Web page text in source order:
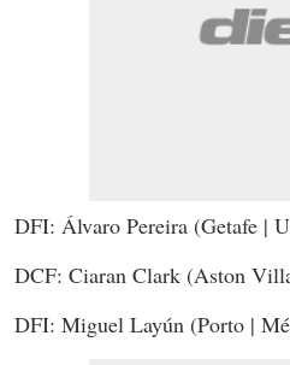
DFI: Álvaro Pereira (Getafe |
DCF: Ciaran Clark (Aston
DFI: Miguel Layún (Porto |